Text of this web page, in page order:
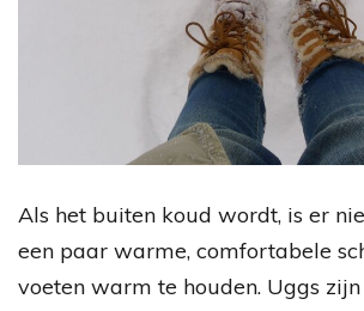
Als het buiten koud wordt, is er
een paar warme, comfortabele
voeten warm te houden. Uggs